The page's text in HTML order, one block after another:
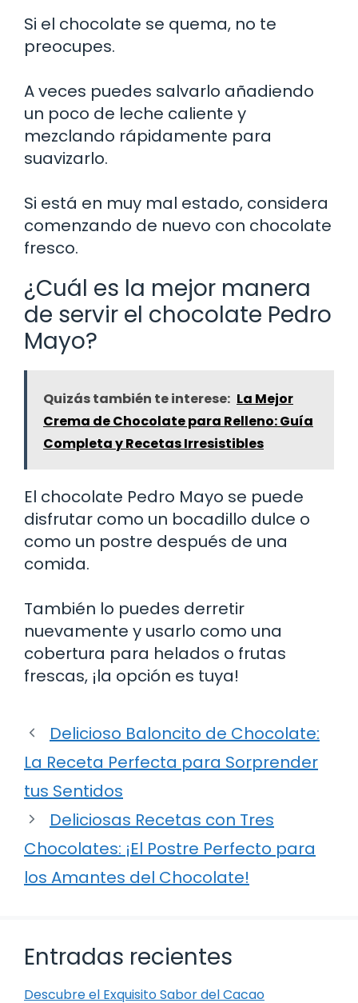
Si el chocolate se quema, no te
preocupes.
A veces puedes salvarlo añadiendo
un poco de leche caliente y
mezclando rápidamente para
suavizarlo.
Si está en muy mal estado, considera
comenzando de nuevo con chocolate
fresco.
¿Cuál es la mejor manera
de servir el chocolate Pedro
Mayo?
Quizás también te interese: La Mejor
Crema de Chocolate para Relleno: Guía
Completa y Recetas Irresistibles
El chocolate Pedro Mayo se puede
disfrutar como un bocadillo dulce o
como un postre después de una
comida.
También lo puedes derretir
nuevamente y usarlo como una
cobertura para helados o frutas
frescas, ¡la opción es tuya!
Delicioso Baloncito de Chocolate:
La Receta Perfecta para Sorprender
tus Sentidos
Deliciosas Recetas con Tres
Chocolates: ¡El Postre Perfecto para
los Amantes del Chocolate!
Entradas recientes
Descubre el Exquisito Sabor del Cacao